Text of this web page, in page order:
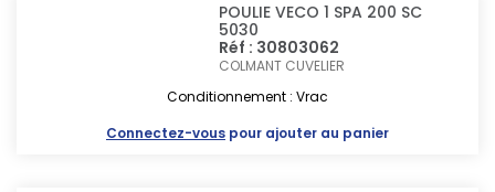
POULIE VECO 1 SPA 200 SC
5030
Réf : 30803062
COLMANT CUVELIER
Conditionnement : Vrac
Connectez-vous pour ajouter au panier